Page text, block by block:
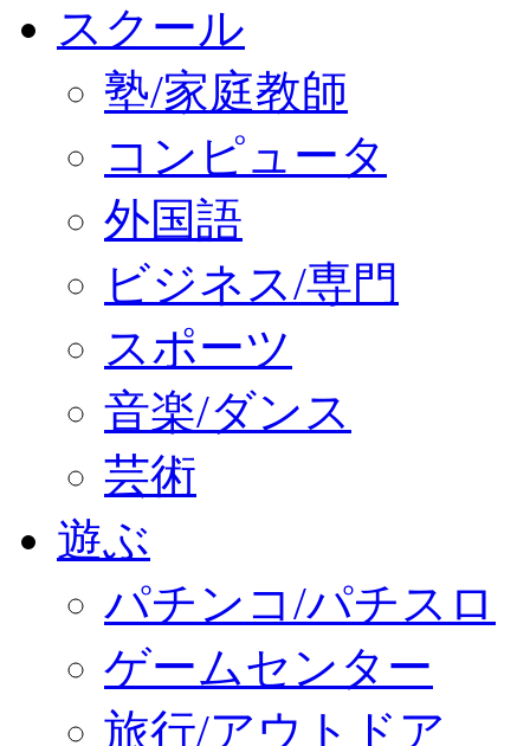
スクール
塾/家庭教師
コンピュータ
外国語
ビジネス/専門
スポーツ
音楽/ダンス
芸術
遊ぶ
パチンコ/パチスロ
ゲームセンター
旅行/アウトドア